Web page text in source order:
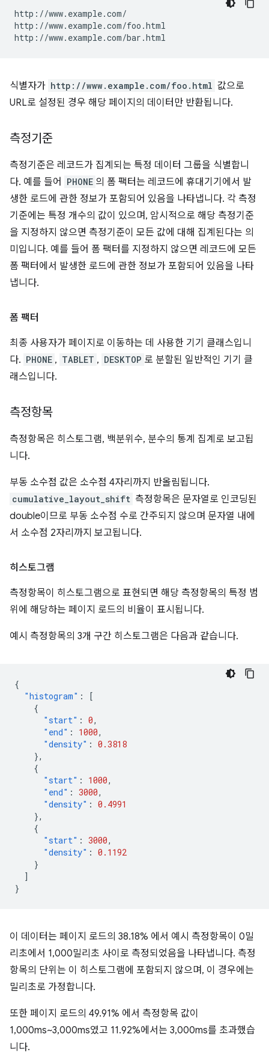
http://www.example.com/
http://www.example.com/foo.html
식별자가 http://www.example.com/foo.html 값으로
URL로 설정된 경우 해당 페이지의 데이터만 반환됩니다.
측정기준
측정기준은 레코드가 집계되는 특정 데이터 그룹을 식별합니
다. 예를 들어
PHONE 의 폼 팩터는 레코드에 휴대기기에서 발
생한 로드에 관한 정보가 포함되어 있음을 나타냅니다. 각 측정
기준에는 특정 개수의 값이 있으며, 암시적으로 해당 측정기준
을 지정하지 않으면 측정기준이 모든 값에 대해 집계된다는 의
미입니다. 예를 들어 폼 팩터를 지정하지 않으면 레코드에 모든
폼 팩터에서 발생한 로드에 관한 정보가 포함되어 있음을 나타
냅니다.
폼 팩터
최종 사용자가 페이지로 이동하는 데 사용한 기기 클래스입니
다. PHONE , TABLET , DESKTOP 로 분할된 일반적인 기기 클
래스입니다.
측정항목
측정항목은 히스토그램, 백분위수, 분수의 통계 집계로 보고됩
니다.
부동 소수점 값은 소수점 4자리까지 반올림됩니다.
cumulative_layout_shift 측정항목은 문자열로 인코딩된
double이므로 부동 소수점 수로 간주되지 않으며 문자열 내에
서 소수점 2자리까지 보고됩니다.
히스토그램
측정항목이 히스토그램으로 표현되면 해당 측정항목의 특정 범
위에 해당하는 페이지 로드의 비율이 표시됩니다.
예시 측정항목의 3개 구간 히스토그램은 다음과 같습니다.
{
"histogram" :
[
{
"start" : 0,
"end" : 1000,
"density" : 0.3818
},
{
"start" : 1000,
"end" : 3000,
"density" : 0.4991
},
{
"start" : 3000,
"density" : 0.1192
}
]
}
이 데이터는 페이지 로드의 38.18% 에서 예시 측정항목이 0밀
리초에서 1,000밀리초 사이로 측정되었음을 나타냅니다. 측정
항목의 단위는 이 히스토그램에 포함되지 않으며, 이 경우에는
밀리초로 가정합니다.
또한 페이지 로드의 49.91% 에서 측정항목 값이
1,000ms~3,000ms였고 11.92%에서는 3,000ms를 초과했습
니다.